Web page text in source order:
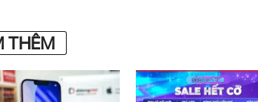
THÊM